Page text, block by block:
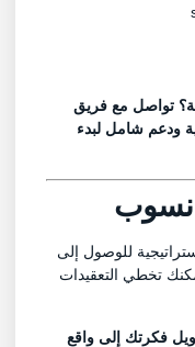
تواصل مع فريق
ودعم شامل لبدء
نسوب
للوصول إلى
تخطي التعقيدات
فكرتك إلى واقع